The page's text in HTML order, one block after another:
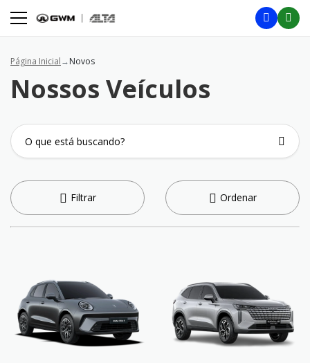
Página Inicial Novos
Nossos Veículos
Filtrar Ordenar